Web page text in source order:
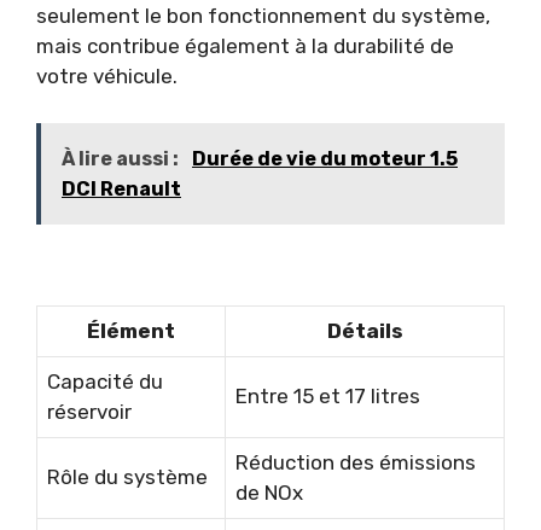
seulement le bon fonctionnement du système,
mais contribue également à la durabilité de
votre véhicule.
À lire aussi :
Durée de vie du moteur 1.5
DCI Renault
Élément Détails
Capacité du
réservoir
Entre 15 et 17 litres
Rôle du système
Réduction des émissions
de NOx